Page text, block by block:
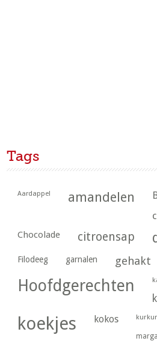
Tags
Aardappel amandelen
Chocolade citroensap
Filodeeg garnalen gehakt
Hoofdgerechten
koekjes kokos